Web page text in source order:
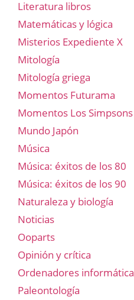
Literatura libros
Matemáticas y lógica
Misterios Expediente X
Mitología
Mitología griega
Momentos Futurama
Momentos Los Simpsons
Mundo Japón
Música
Música: éxitos de los 80
Música: éxitos de los 90
Naturaleza y biología
Noticias
Ooparts
Opinión y crítica
Ordenadores informática
Paleontología